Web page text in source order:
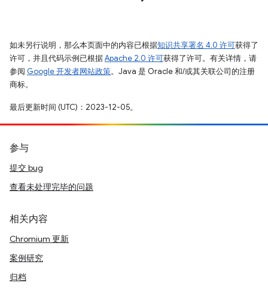
如未另行说明，那么本页面中的内容已根据知识共享署名 4.0 许可获得了
许可，并且代码示例已根据Apache 2.0 许可获得了许可。有关详情，请
参阅 Google 开发者网站政策。Java 是 Oracle 和/或其关联公司的注册
商标。
最后更新时间 (UTC)：2023-12-05。
参与
提交 bug
查看未处理完毕的问题
相关内容
Chromium 更新
案例研究
归档